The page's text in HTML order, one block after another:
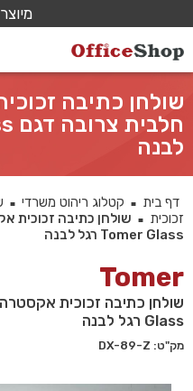
שולחן כתיבה
לבנה
דף בית ■ קטלוג ריהוט משרדי ■
זכוכית
■
שולחן כתיבה זכוכית
Tomer Glass רגל לבנה
Tomer
Glass רגל לבנה
מק"ט: DX-89-Z